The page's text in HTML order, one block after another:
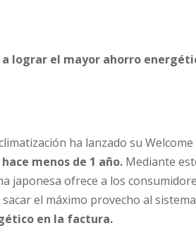
a lograr el mayor ahorro
ha lanzado su Welcome
menos de 1 año. Mediante
japonesa ofrece a los
el máximo provecho al
en la factura.